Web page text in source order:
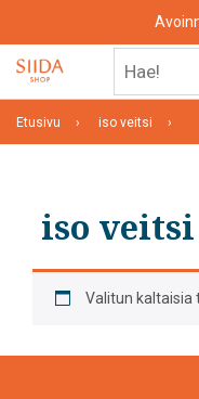
content
Etusivu iso veitsi
iso veitsi
Valitun kaltaisia